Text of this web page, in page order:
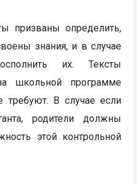
призваны определить,
знания, и в случае
их. Тексты
школьной программе
требуют. В случае если
родители должны
этой контрольной